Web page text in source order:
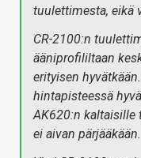
tuulettimesta, eikä
CR-2100:n
ääniprofililtaan
erityisen
hintapisteessä
AK620:n kaltaisille
ei aivan pärjääkään.